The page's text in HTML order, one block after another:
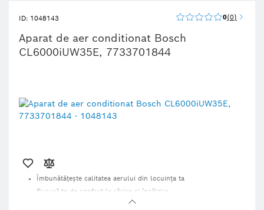
ID: 1048143 0 0
Aparat de aer conditionat Bosch
CL6000iUW35E, 7733701844
Îmbunătăţeşte calitatea aerului din locuinţa ta
Bucură-te de confort la răcire şi încălzire
Produs fiabil şi eficient, pentru toate anotimpurile